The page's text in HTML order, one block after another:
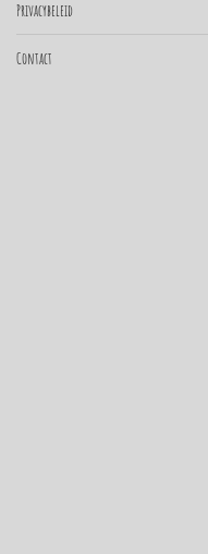
de
Privacybeleid
Contact